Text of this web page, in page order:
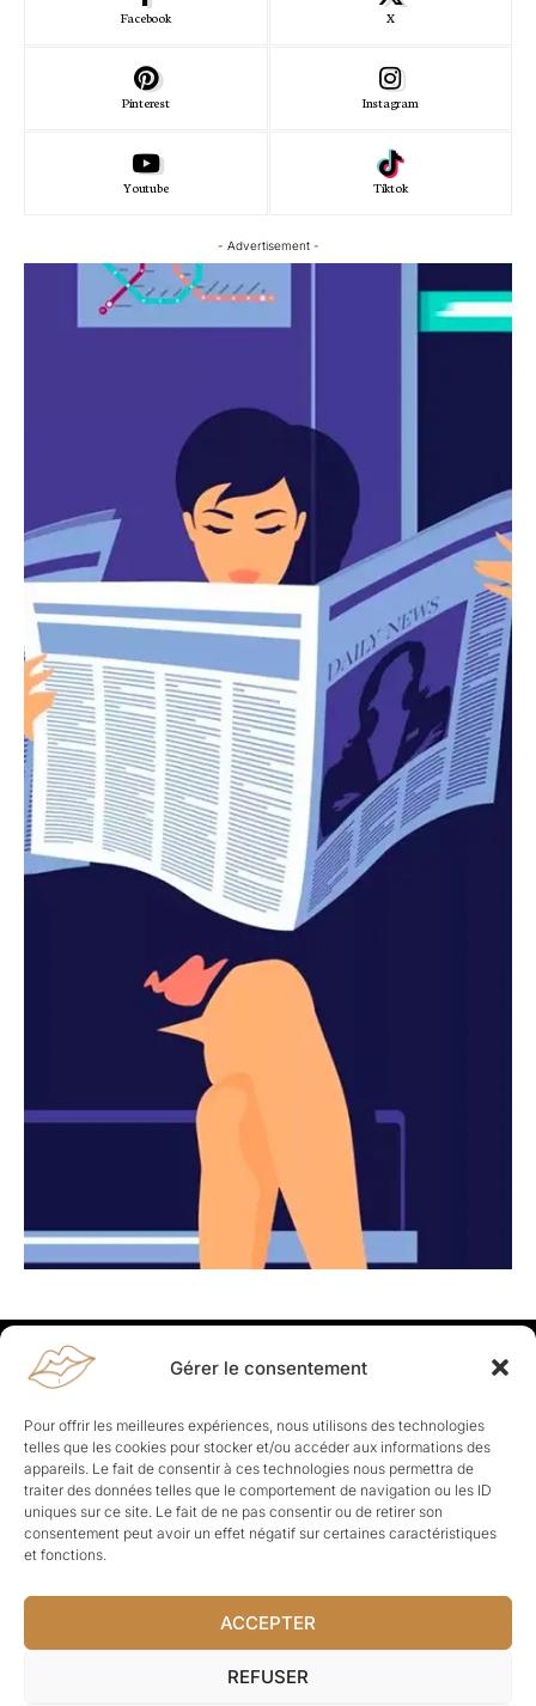
Gérer le consentement
Pour offrir les meilleures expériences, nous utilisons des technologies
telles que les cookies pour stocker et/ou accéder aux informations des
appareils. Le fait de consentir à ces technologies nous permettra de
traiter des données telles que le comportement de navigation ou les ID
uniques sur ce site. Le fait de ne pas consentir ou de retirer son
consentement peut avoir un effet négatif sur certaines caractéristiques
et fonctions.
ACCEPTER
REFUSER
Facebook X
Pinterest Instagram
Youtube Tiktok
- Advertisement -
Rapporteuses
À propos de Rapporteuses :Rapporteuses, c’est l’histoire de
Parisiennes, bien dans leurs baskets qui aiment rapporter ce qui leur
cause, leur apporte et leur rapporte !
Les Topics
Société Politique Business Culture
Sport
Lifestyle